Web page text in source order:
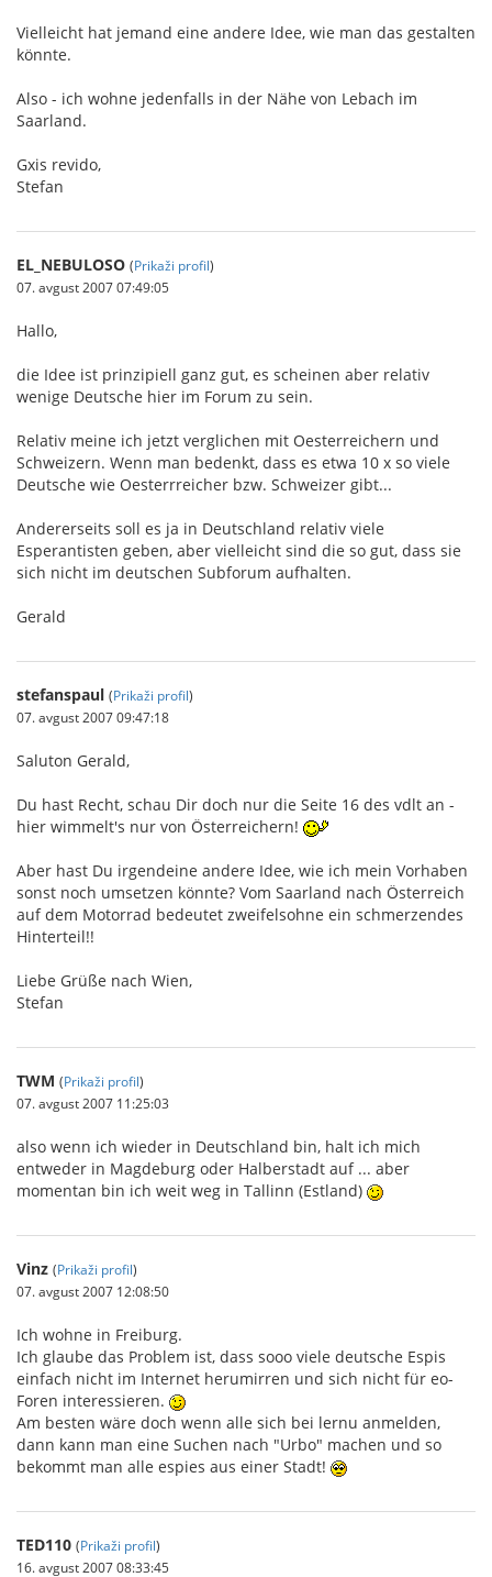
Vielleicht hat jemand eine andere Idee, wie man das gestalten
könnte.
Also - ich wohne jedenfalls in der Nähe von Lebach im
Saarland.
Gxis revido,
Stefan
EL_NEBULOSO (Prikaži profil)
07. avgust 2007 07:49:05
Hallo,
die Idee ist prinzipiell ganz gut, es scheinen aber relativ
wenige Deutsche hier im Forum zu sein.
Relativ meine ich jetzt verglichen mit Oesterreichern und
Schweizern. Wenn man bedenkt, dass es etwa 10 x so viele
Deutsche wie Oesterrreicher bzw. Schweizer gibt...
Andererseits soll es ja in Deutschland relativ viele
Esperantisten geben, aber vielleicht sind die so gut, dass sie
sich nicht im deutschen Subforum aufhalten.
Gerald
stefanspaul (Prikaži profil)
07. avgust 2007 09:47:18
Saluton Gerald,
Du hast Recht, schau Dir doch nur die Seite 16 des vdlt an -
hier wimmelt's nur von Österreichern!
Aber hast Du irgendeine andere Idee, wie ich mein Vorhaben
sonst noch umsetzen könnte? Vom Saarland nach Österreich
auf dem Motorrad bedeutet zweifelsohne ein schmerzendes
Hinterteil!!
Liebe Grüße nach Wien,
Stefan
TWM (Prikaži profil)
07. avgust 2007 11:25:03
also wenn ich wieder in Deutschland bin, halt ich mich
entweder in Magdeburg oder Halberstadt auf ... aber
momentan bin ich weit weg in Tallinn (Estland)
Vinz (Prikaži profil)
07. avgust 2007 12:08:50
Ich wohne in Freiburg.
Ich glaube das Problem ist, dass sooo viele deutsche Espis
einfach nicht im Internet herumirren und sich nicht für eo-
Foren interessieren.
Am besten wäre doch wenn alle sich bei lernu anmelden,
dann kann man eine Suchen nach "Urbo" machen und so
bekommt man alle espies aus einer Stadt!
TED110 (Prikaži profil)
16. avgust 2007 08:33:45